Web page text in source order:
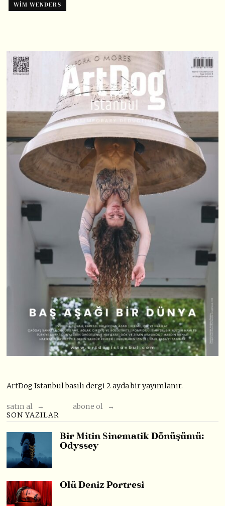
WIM WENDERS
ArtDog Istanbul basılı dergi 2 ayda bir yayımlanır.
satın al →
abone ol →
SON YAZILAR
Bir Mitin Sinematik Dönüşümü:
Odyssey
Ölü Deniz Portresi